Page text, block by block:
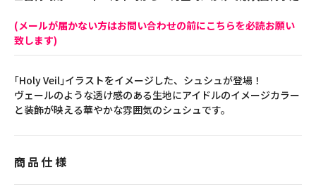
(メールが届かない方はお問い合わせの前にこちらを必読お願い
致します)
｢Holy Veil｣イラストをイメージした、シュシュが登場！
ヴェールのような透け感のある生地にアイドルのイメージカラー
と装飾が映える華やかな雰囲気のシュシュです。
商品仕様